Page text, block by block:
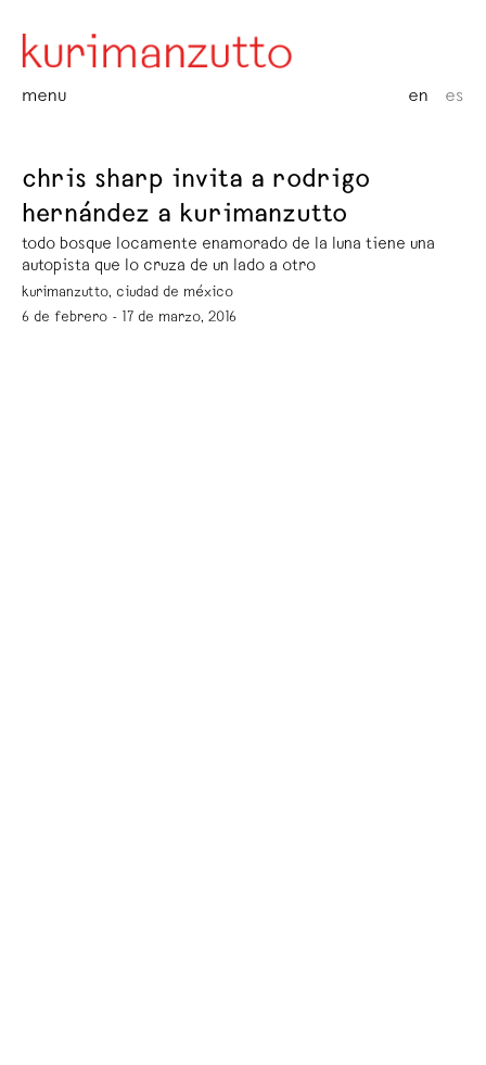
menu en es
chris sharp invita a rodrigo
hernández a kurimanzutto
todo bosque locamente enamorado de la luna tiene una
autopista que lo cruza de un lado a otro
kurimanzutto, ciudad de méxico
6 de febrero - 17 de marzo, 2016